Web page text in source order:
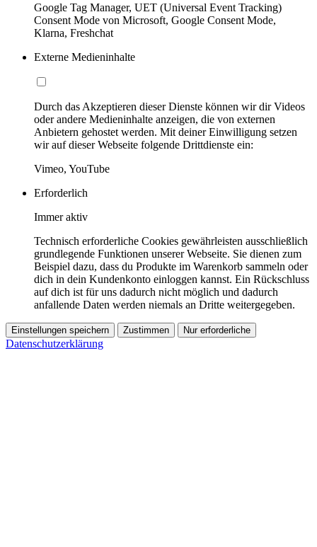
Google Tag Manager, UET (Universal Event Tracking)
Consent Mode von Microsoft, Google Consent Mode,
Klarna, Freshchat
Externe Medieninhalte
Durch das Akzeptieren dieser Dienste können wir dir Videos
oder andere Medieninhalte anzeigen, die von externen
Anbietern gehostet werden. Mit deiner Einwilligung setzen
wir auf dieser Webseite folgende Drittdienste ein:
Vimeo, YouTube
Erforderlich
Immer aktiv
Technisch erforderliche Cookies gewährleisten ausschließlich
grundlegende Funktionen unserer Webseite. Sie dienen zum
Beispiel dazu, dass du Produkte im Warenkorb sammeln oder
dich in dein Kundenkonto einloggen kannst. Ein Rückschluss
auf dich ist für uns dadurch nicht möglich und dadurch
anfallende Daten werden niemals an Dritte weitergegeben.
Einstellungen speichern Zustimmen Nur erforderliche
Datenschutzerklärung